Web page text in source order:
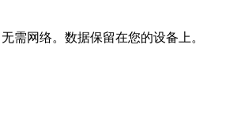
需网络。数据保留在您的设备上。